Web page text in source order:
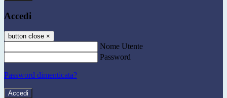
Accedi
button close ×
Nome Utente
Password
Password dimenticata?